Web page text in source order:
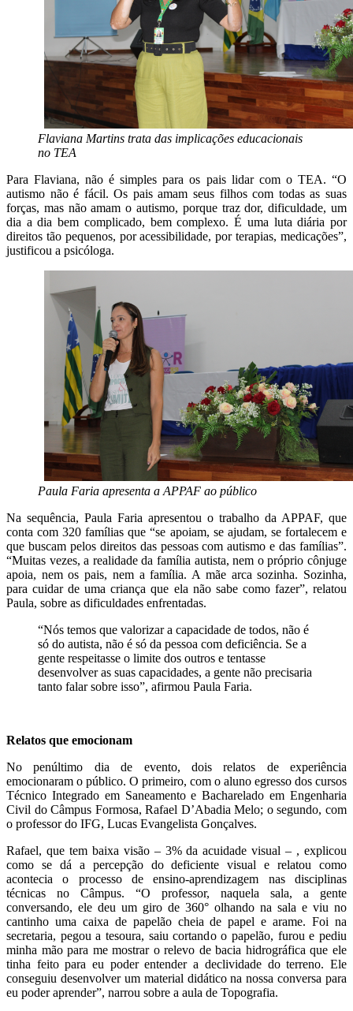
Flaviana Martins trata das implicações educacionais
no TEA
Para Flaviana, não é simples para os pais lidar com o TEA. “O
autismo não é fácil. Os pais amam seus filhos com todas as suas
forças, mas não amam o autismo, porque traz dor, dificuldade, um
dia a dia bem complicado, bem complexo. É uma luta diária por
direitos tão pequenos, por acessibilidade, por terapias, medicações”,
justificou a psicóloga.
Paula Faria apresenta a APPAF ao público
Na sequência, Paula Faria apresentou o trabalho da APPAF, que
conta com 320 famílias que “se apoiam, se ajudam, se fortalecem e
que buscam pelos direitos das pessoas com autismo e das famílias”.
“Muitas vezes, a realidade da família autista, nem o próprio cônjuge
apoia, nem os pais, nem a família. A mãe arca sozinha. Sozinha,
para cuidar de uma criança que ela não sabe como fazer”, relatou
Paula, sobre as dificuldades enfrentadas.
“Nós temos que valorizar a capacidade de todos, não é
só do autista, não é só da pessoa com deficiência. Se a
gente respeitasse o limite dos outros e tentasse
desenvolver as suas capacidades, a gente não precisaria
tanto falar sobre isso”, afirmou Paula Faria.
Relatos que emocionam
No penúltimo dia de evento, dois relatos de experiência
emocionaram o público. O primeiro, com o aluno egresso dos cursos
Técnico Integrado em Saneamento e Bacharelado em Engenharia
Civil do Câmpus Formosa, Rafael D’Abadia Melo; o segundo, com
o professor do IFG, Lucas Evangelista Gonçalves.
Rafael, que tem baixa visão – 3% da acuidade visual – , explicou
como se dá a percepção do deficiente visual e relatou como
acontecia o processo de ensino-aprendizagem nas disciplinas
técnicas no Câmpus. “O professor, naquela sala, a gente
conversando, ele deu um giro de 360° olhando na sala e viu no
cantinho uma caixa de papelão cheia de papel e arame. Foi na
secretaria, pegou a tesoura, saiu cortando o papelão, furou e pediu
minha mão para me mostrar o relevo de bacia hidrográfica que ele
tinha feito para eu poder entender a declividade do terreno. Ele
conseguiu desenvolver um material didático na nossa conversa para
eu poder aprender”, narrou sobre a aula de Topografia.